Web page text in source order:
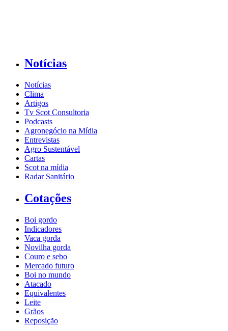
Notícias
Notícias
Clima
Artigos
Tv Scot Consultoria
Podcasts
Agronegócio na Mídia
Entrevistas
Agro Sustentável
Cartas
Scot na mídia
Radar Sanitário
Cotações
Boi gordo
Indicadores
Vaca gorda
Novilha gorda
Couro e sebo
Mercado futuro
Boi no mundo
Atacado
Equivalentes
Leite
Grãos
Reposição